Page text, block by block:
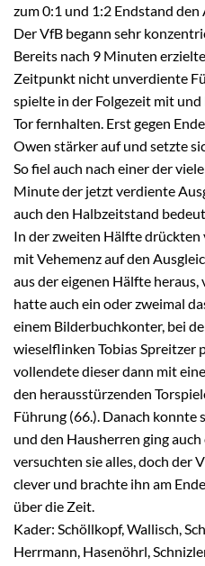
zum 0:1 und 1:2 Endstand
Der VfB begann sehr
Bereits nach 9 Minuten
Zeitpunkt nicht unverdiente
spielte in der Folgezeit mit
Tor fernhalten. Erst gegen
Owen stärker auf und setzte
So fiel auch nach einer der
Minute der jetzt verdiente
auch den Halbzeitstand
In der zweiten Hälfte drückten
mit Vehemenz auf den
aus der eigenen Hälfte
hatte auch ein oder zweimal
einem Bilderbuchkonter, bei
wieselflinken Tobias Spreitzer
vollendete dieser dann mit
den herausstürzenden
Führung (66.). Danach konnte
und den Hausherren ging
versuchten sie alles, doch der
clever und brachte ihn am
über die Zeit.
Kader: Schöllkopf, Wallisch,
Herrmann, Hasenöhrl,